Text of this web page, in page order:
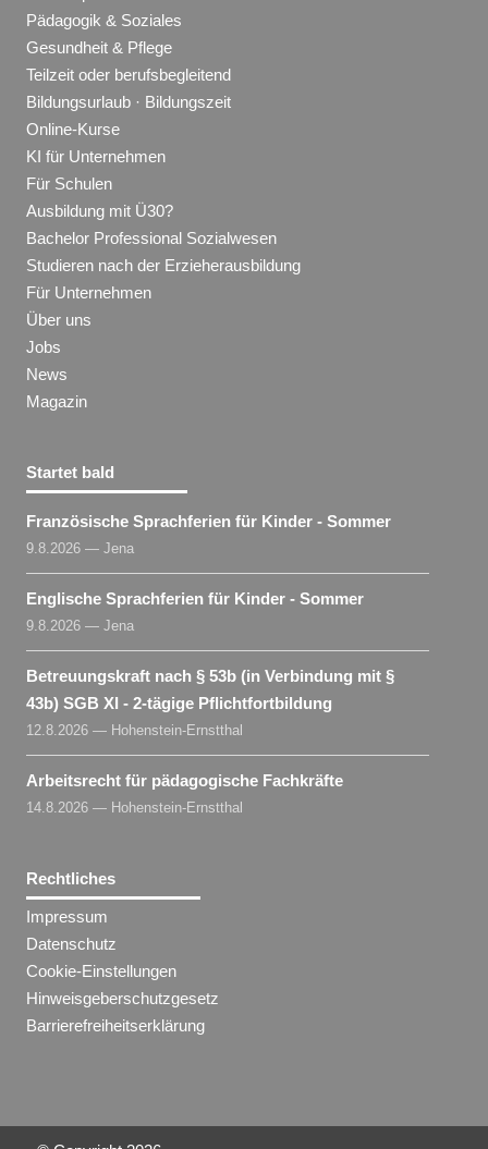
Pädagogik & Soziales
Gesundheit & Pflege
Teilzeit oder berufsbegleitend
Bildungsurlaub · Bildungszeit
Online-Kurse
KI für Unternehmen
Für Schulen
Ausbildung mit Ü30?
Bachelor Professional Sozialwesen
Studieren nach der Erzieherausbildung
Für Unternehmen
Über uns
Jobs
News
Magazin
Startet bald
Französische Sprachferien für Kinder - Sommer
9.8.2026 — Jena
Englische Sprachferien für Kinder - Sommer
9.8.2026 — Jena
Betreuungskraft nach § 53b (in Verbindung mit §
43b) SGB XI - 2-tägige Pflichtfortbildung
12.8.2026 — Hohenstein-Ernstthal
Arbeitsrecht für pädagogische Fachkräfte
14.8.2026 — Hohenstein-Ernstthal
Rechtliches
Impressum
Datenschutz
Cookie-Einstellungen
Hinweisgeberschutzgesetz
Barrierefreiheitserklärung